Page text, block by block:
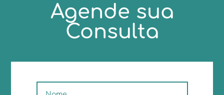
Agende sua
Consulta